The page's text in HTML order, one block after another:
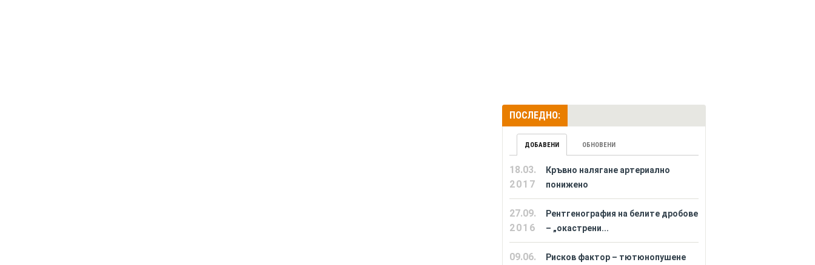
ПОСЛЕДНО:
ДОБАВЕНИ ОБНОВЕНИ
18.03.
2017
Кръвно налягане артериално
понижено
27.09.
2016
Рентгенография на белите дробове
– „окастрени...
09.06.
Рисков фактор – тютюнопушене